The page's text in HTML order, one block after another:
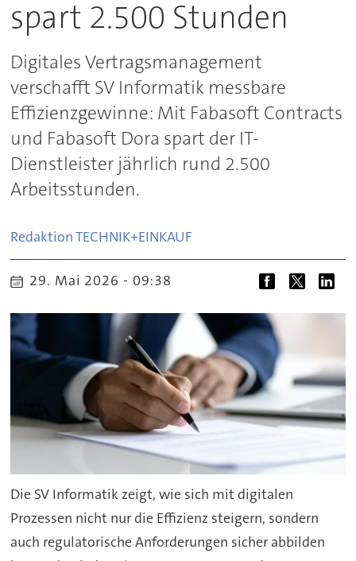
spart 2.500 Stunden
Digitales Vertragsmanagement
verschafft SV Informatik messbare
Effizienzgewinne: Mit Fabasoft Contracts
und Fabasoft Dora spart der IT-
Dienstleister jährlich rund 2.500
Arbeitsstunden.
Redaktion TECHNIK+EINKAUF
29. Mai 2026 - 09:38
Die SV Informatik zeigt, wie sich mit digitalen
Prozessen nicht nur die Effizienz steigern, sondern
auch regulatorische Anforderungen sicher abbilden